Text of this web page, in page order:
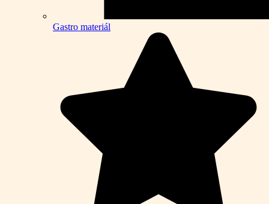
Gastro materiál